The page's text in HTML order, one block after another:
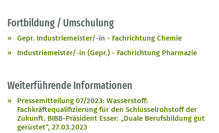
Fortbildung / Umschulung
Gepr. Industriemeister/-in - Fachrichtung Chemie
Industriemeister/-in (Gepr.) - Fachrichtung Pharmazie
Weiterführende Informationen
Pressemitteilung 07/2023: Wasserstoff:
Fachkräftequalifizierung für den Schlüsselrohstoff der
Zukunft. BIBB-Präsident Esser: „Duale Berufsbildung gut
gerüstet“, 27.03.2023